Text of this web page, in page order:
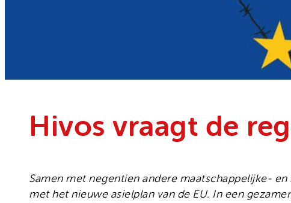
Hivos vraagt de
Samen met negentien andere maatschappelijke-
met het nieuwe asielplan van de EU. In een